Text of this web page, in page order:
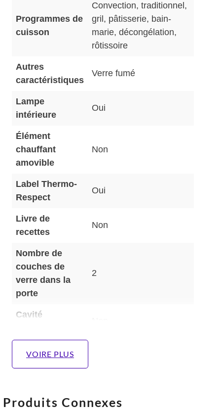
Programmes de
cuisson
Convection, traditionnel,
gril, pâtisserie, bain-
marie, décongélation,
rôtissoire
Autres
caractéristiques
Verre fumé
Lampe
intérieure
Oui
Élément
chauffant
amovible
Non
Label Thermo-
Respect
Oui
Livre de
recettes
Non
Nombre de
couches de
verre dans la
porte
2
Cavité
Semelle
Puissance du
Température
VOIRE PLUS
Produits Connexes